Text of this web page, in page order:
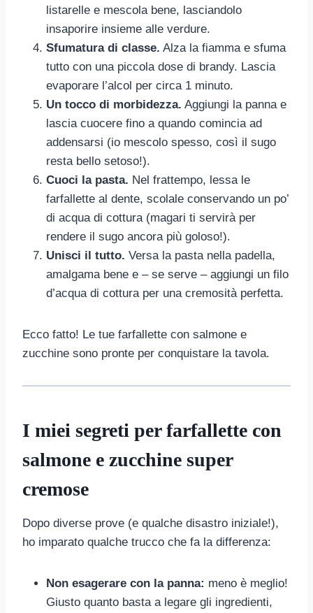
listarelle e mescola bene, lasciandolo
insaporire insieme alle verdure.
Sfumatura di classe. Alza la fiamma e sfuma
tutto con una piccola dose di brandy. Lascia
evaporare l’alcol per circa 1 minuto.
Un tocco di morbidezza. Aggiungi la panna e
lascia cuocere fino a quando comincia ad
addensarsi (io mescolo spesso, così il sugo
resta bello setoso!).
Cuoci la pasta. Nel frattempo, lessa le
farfallette al dente, scolale conservando un po’
di acqua di cottura (magari ti servirà per
rendere il sugo ancora più goloso!).
Unisci il tutto. Versa la pasta nella padella,
amalgama bene e – se serve – aggiungi un filo
d’acqua di cottura per una cremosità perfetta.
Ecco fatto! Le tue farfallette con salmone e
zucchine sono pronte per conquistare la tavola.
I miei segreti per farfallette con
salmone e zucchine super
cremose
Dopo diverse prove (e qualche disastro iniziale!),
ho imparato qualche trucco che fa la differenza:
Non esagerare con la panna: meno è meglio!
Giusto quanto basta a legare gli ingredienti,